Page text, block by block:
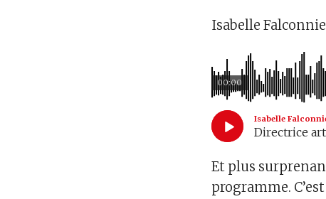
Isabelle
00:00
Isabelle
Directrice
Et plus
programme.